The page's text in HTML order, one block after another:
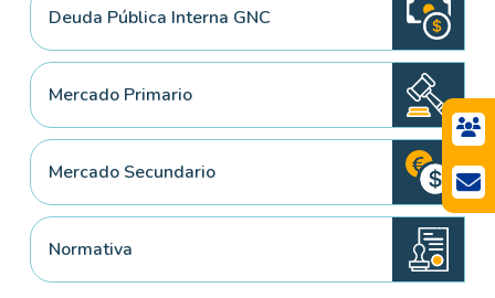
Deuda Pública Interna GNC
Mercado Primario
Mercado Secundario
Normativa